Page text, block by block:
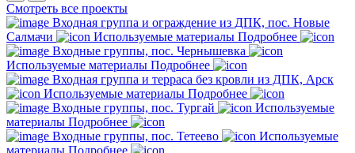
Смотреть все проекты
Входная группа и ограждение из ДПК, пос. Новые
Салмачи
Используемые материалы Подробнее
Входные группы, пос. Чернышевка
Используемые материалы Подробнее
Входная группа и терраса без кровли из ДПК, Арск
Используемые материалы Подробнее
Входные группы, пос. Тургай
Используемые
материалы Подробнее
Входные группы, пос. Тетеево
Используемые
материалы Подробнее